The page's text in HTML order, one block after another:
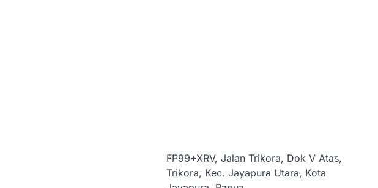
FP99+XRV, Jalan Trikora, Dok V Atas,
Trikora, Kec. Jayapura Utara, Kota